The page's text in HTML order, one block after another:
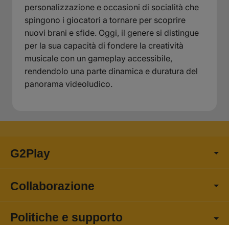
personalizzazione e occasioni di socialità che
spingono i giocatori a tornare per scoprire
nuovi brani e sfide. Oggi, il genere si distingue
per la sua capacità di fondere la creatività
musicale con un gameplay accessibile,
rendendolo una parte dinamica e duratura del
panorama videoludico.
G2Play
Collaborazione
Politiche e supporto